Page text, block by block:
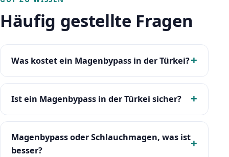
Häufig gestellte Fragen
Was kostet ein Magenbypass in der Türkei?
Ist ein Magenbypass in der Türkei sicher?
Magenbypass oder Schlauchmagen, was ist
besser?